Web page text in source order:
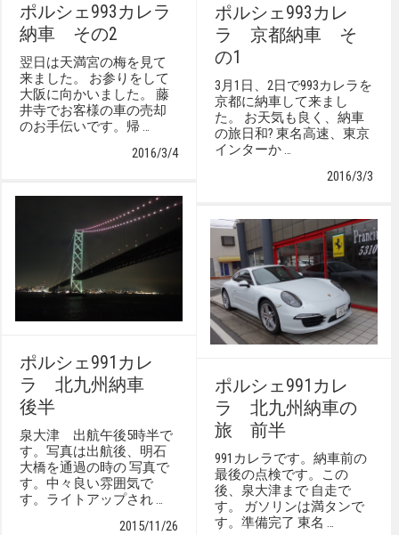
ポルシェ993カレラ
納車 その2
翌日は天満宮の梅を見て
来ました。 お参りをして
大阪に向かいました。 藤
井寺でお客様の車の売却
のお手伝いです。帰 …
2016/3/4
ポルシェ993カレ
ラ 京都納車 そ
の1
3月1日、2日で993カレラを
京都に納車して来まし
た。 お天気も良く、納車
の旅日和? 東名高速、東京
インターか …
2016/3/3
ポルシェ991カレ
ラ 北九州納車
後半
泉大津 出航午後5時半で
す。写真は出航後、明石
大橋を通過の時の 写真で
す。中々良い雰囲気で
す。ライトアップされ …
2015/11/26
ポルシェ991カレ
ラ 北九州納車の
旅 前半
991カレラです。納車前の
最後の点検です。この
後、泉大津まで 自走で
す。 ガソリンは満タンで
す。準備完了 東名 …